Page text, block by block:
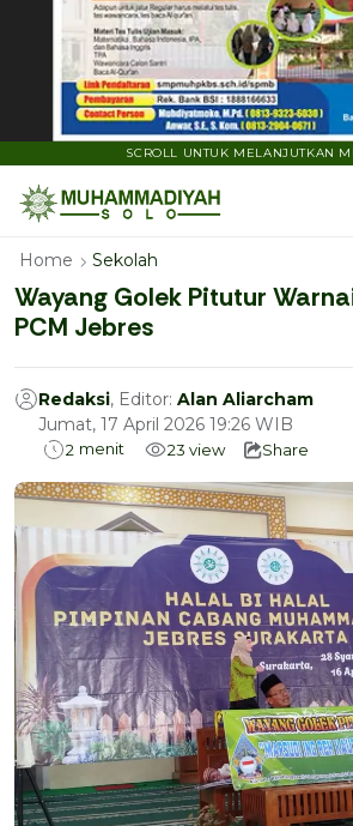
SCROLL UNTUK MELANJUTKAN
Home Sekolah
Wayang Golek Pitutur
PCM Jebres
Redaksi, Editor: Alan Aliarcham
Jumat, 17 April 2026 19:26 WIB
2 menit 23 view Share